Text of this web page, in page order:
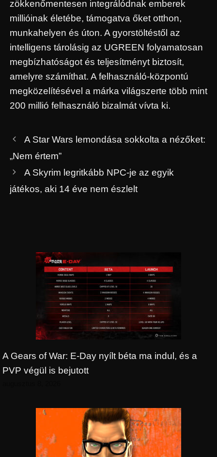
zökkenőmentesen integrálódnak emberek
millióinak életébe, támogatva őket otthon,
munkahelyen és úton. A gyorstöltéstől az
intelligens tárolásig az UGREEN folyamatosan
megbízhatóságot és teljesítményt biztosít,
amelyre számíthat. A felhasználó-központú
megközelítésével a márka világszerte több mint
200 millió felhasználó bizalmát vívta ki.
A Star Wars lemondása sokkolta a nézőket:
„Nem értem”
A Skyrim legritkább NPC-je az egyik
játékos, aki 14 éve nem észlelt
A Gears of War: E-Day nyílt béta ma indul, és a
PVP végül is bejutott